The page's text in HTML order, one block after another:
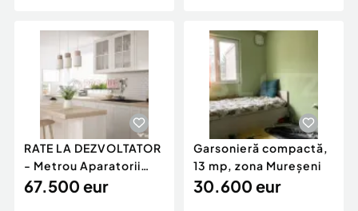
RATE LA DEZVOLTATOR
- Metrou Aparatorii
Patriei -
67.500 eur
Garsonieră compactă,
13 mp, zona Mureșeni
30.600 eur